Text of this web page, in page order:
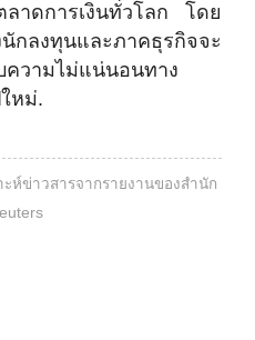
ลาดการเงินทั่วโลก โดย
ลงทุนและภาคธุรกิจจะ
ความไม่แน่นอนทาง
หม่.
ห์ข่าวสารจากรายงานของสำนัก